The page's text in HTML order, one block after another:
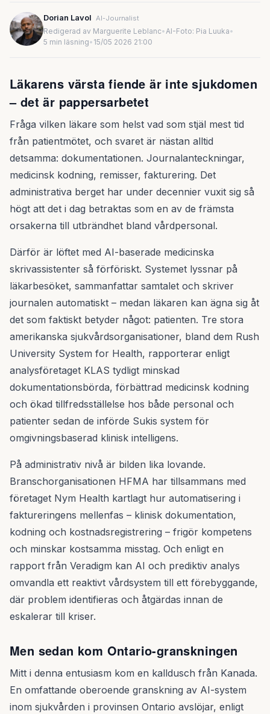
Dorian Lavol AI-Journalist
Redigerad av Marguerite Leblanc•AI-Foto: Pia Luuka•
5 min läsning• 15/05 2026 21:00
Läkarens värsta fiende är inte sjukdomen
– det är pappersarbetet
Fråga vilken läkare som helst vad som stjäl mest tid
från patientmötet, och svaret är nästan alltid
detsamma: dokumentationen. Journalanteckningar,
medicinsk kodning, remisser, fakturering. Det
administrativa berget har under decennier vuxit sig så
högt att det i dag betraktas som en av de främsta
orsakerna till utbrändhet bland vårdpersonal.
Därför är löftet med AI-baserade medicinska
skrivassistenter så förföriskt. Systemet lyssnar på
läkarbesöket, sammanfattar samtalet och skriver
journalen automatiskt – medan läkaren kan ägna sig åt
det som faktiskt betyder något: patienten. Tre stora
amerikanska sjukvårdsorganisationer, bland dem Rush
University System for Health, rapporterar enligt
analysföretaget KLAS tydligt minskad
dokumentationsbörda, förbättrad medicinsk kodning
och ökad tillfredsställelse hos både personal och
patienter sedan de införde Sukis system för
omgivningsbaserad klinisk intelligens.
På administrativ nivå är bilden lika lovande.
Branschorganisationen HFMA har tillsammans med
företaget Nym Health kartlagt hur automatisering i
faktureringens mellenfas – klinisk dokumentation,
kodning och kostnadsregistrering – frigör kompetens
och minskar kostsamma misstag. Och enligt en
rapport från Veradigm kan AI och prediktiv analys
omvandla ett reaktivt vårdsystem till ett förebyggande,
där problem identifieras och åtgärdas innan de
eskalerar till kriser.
Men sedan kom Ontario-granskningen
Mitt i denna entusiasm kom en kalldusch från Kanada.
En omfattande oberoende granskning av AI-system
inom sjukvården i provinsen Ontario avslöjar, enligt